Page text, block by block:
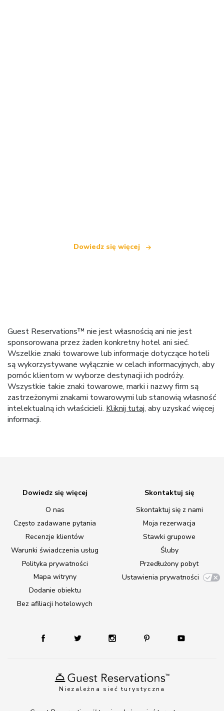
Dowiedz się więcej
Guest Reservations™ nie jest własnością ani nie jest
sponsorowana przez żaden konkretny hotel ani sieć.
Wszelkie znaki towarowe lub informacje dotyczące hoteli
są wykorzystywane wyłącznie w celach informacyjnych, aby
pomóc klientom w wyborze destynacji ich podróży.
Wszystkie takie znaki towarowe, marki i nazwy firm są
zastrzeżonymi znakami towarowymi lub stanowią własność
intelektualną ich właścicieli. Kliknij tutaj, aby uzyskać więcej
informacji.
Niezależna sieć turystyczna
Dowiedz się więcej
O nas
Często zadawane pytania
Recenzje klientów
Warunki świadczenia usług
Polityka prywatności
Mapa witryny
Dodanie obiektu
Bez afiliacji hotelowych
Skontaktuj się
Skontaktuj się z nami
Moja rezerwacja
Stawki grupowe
Śluby
Przedłużony pobyt
Ustawienia prywatności
TM